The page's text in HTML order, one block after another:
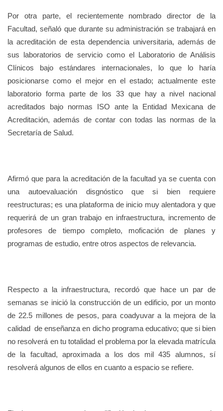
Por otra parte, el recientemente nombrado director de la
Facultad, señaló que durante su administración se trabajará en
la acreditación de esta dependencia universitaria, además de
sus laboratorios de servicio como el Laboratorio de Análisis
Clínicos bajo estándares internacionales, lo que lo haría
posicionarse como el mejor en el estado; actualmente este
laboratorio forma parte de los 33 que hay a nivel nacional
acreditados bajo normas ISO ante la Entidad Mexicana de
Acreditación, además de contar con todas las normas de la
Secretaría de Salud.
Afirmó que para la acreditación de la facultad ya se cuenta con
una autoevaluación disgnóstico que si bien requiere
reestructuras; es una plataforma de inicio muy alentadora y que
requerirá de un gran trabajo en infraestructura, incremento de
profesores de tiempo completo, moficación de planes y
programas de estudio, entre otros aspectos de relevancia.
Respecto a la infraestructura, recordó que hace un par de
semanas se inició la construcción de un edificio, por un monto
de 22.5 millones de pesos, para coadyuvar a la mejora de la
calidad de enseñanza en dicho programa educativo; que si bien
no resolverá en tu totalidad el problema por la elevada matrícula
de la facultad, aproximada a los dos mil 435 alumnos, sí
resolverá algunos de ellos en cuanto a espacio se refiere.